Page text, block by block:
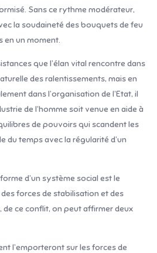
Sans ce rythme modérateur,
la soudaineté des bouquets de feu
en un moment.
que l’élan vital rencontre dans
des ralentissements, mais en
dans l’organisation de l’Etat, il
de l’homme soit venue en aide à
de pouvoirs qui scandent les
du temps avec la régularité d’un
d’un système social est le
forces de stabilisation et des
ce conflit, on peut affirmer deux
l’emporteront sur les forces de